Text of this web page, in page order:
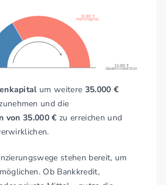
35.000 €
Fremdkapital
35.000 €
Gesamtinvestition
um weitere 35.000 €
und die
von 35.000 € zu erreichen und
stehen bereit, um
Ob Bankkredit,